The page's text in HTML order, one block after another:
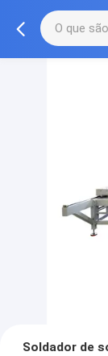
Soldador de